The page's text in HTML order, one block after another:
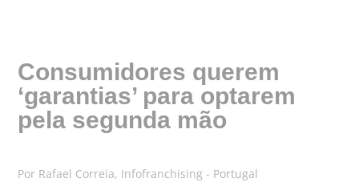
Consumidores querem
‘garantias’ para optarem
pela segunda mão
Por Rafael Correia, Infofranchising - Portugal